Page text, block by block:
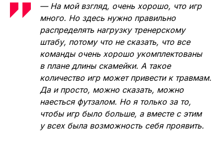
— На мой взгляд, очень хорошо, что игр
много. Но здесь нужно правильно
распределять нагрузку тренерскому
штабу, потому что не сказать, что все
команды очень хорошо укомплектованы
в плане длины скамейки. А такое
количество игр может привести к травмам.
Да и просто, можно сказать, можно
наесться футзалом. Но я только за то,
чтобы игр было больше, а вместе с этим
у всех была возможность себя проявить.